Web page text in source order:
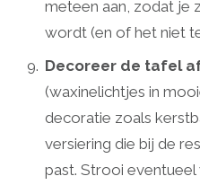
meteen aan, zodat je
wordt (en of het niet
Decoreer de tafel
(waxinelichtjes in
decoratie zoals
versiering die bij de
past. Strooi